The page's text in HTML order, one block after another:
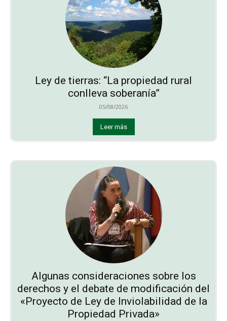
Ley de tierras: “La propiedad rural
conlleva soberanía”
05/08/2026
Leer más
Algunas consideraciones sobre los
derechos y el debate de modificación del
«Proyecto de Ley de Inviolabilidad de la
Propiedad Privada»